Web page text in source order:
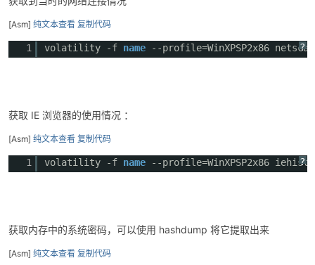
[Asm] 纯文本查看 复制代码
?
1 volatility -f name --profile=WinXPSP2x86 netscan
获取 IE 浏览器的使用情况 ：
[Asm] 纯文本查看 复制代码
?
1 volatility -f name --profile=WinXPSP2x86
获取内存中的系统密码，可以使用 hashdump 将它提取出来
[Asm] 纯文本查看 复制代码